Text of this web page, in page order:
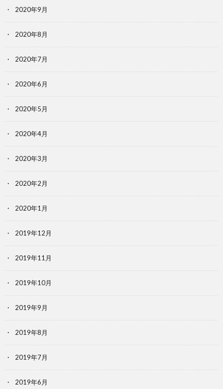
2020年9月
2020年8月
2020年7月
2020年6月
2020年5月
2020年4月
2020年3月
2020年2月
2020年1月
2019年12月
2019年11月
2019年10月
2019年9月
2019年8月
2019年7月
2019年6月